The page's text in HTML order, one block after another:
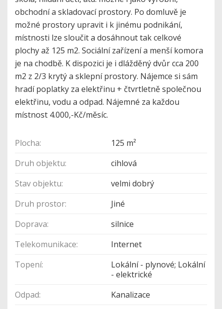
obchodní a skladovací prostory. Po domluvě je
možné prostory upravit i k jinému podnikání,
místnosti lze sloučit a dosáhnout tak celkové
plochy až 125 m2. Sociální zařízení a menší komora
je na chodbě. K dispozici je i dlážděný dvůr cca 200
m2 z 2/3 krytý a sklepní prostory. Nájemce si sám
hradí poplatky za elektřinu + čtvrtletně společnou
elektřinu, vodu a odpad. Nájemné za každou
místnost 4.000,-Kč/měsíc.
Plocha:
125 m²
Druh objektu:
cihlová
Stav objektu:
velmi dobrý
Druh prostor:
Jiné
Doprava:
silnice
Telekomunikace:
Internet
Topení:
Lokální - plynové; Lokální
- elektrické
Odpad:
Kanalizace